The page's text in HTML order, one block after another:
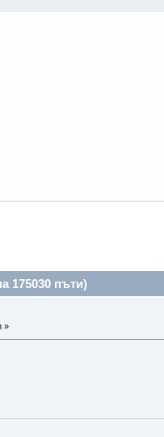
175030 пъти)
»